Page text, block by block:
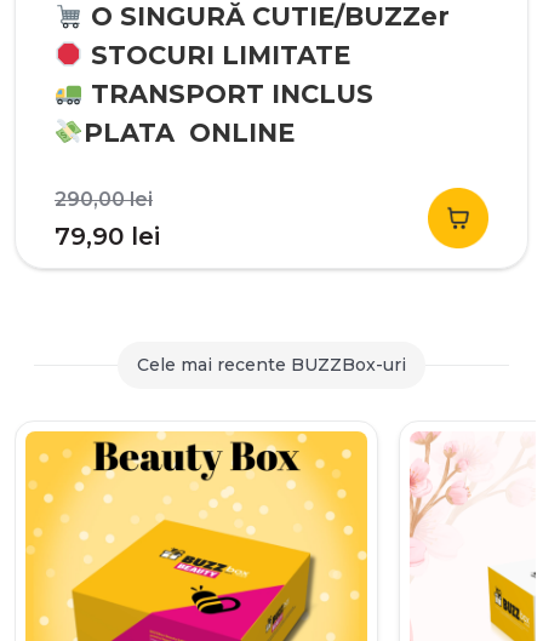
O SINGURĂ CUTIE/BUZZer
STOCURI LIMITATE
TRANSPORT INCLUS
PLATA ONLINE
290,00leiPrețul
inițial
a
290,00 lei.
79,90 lei
curent
79,90 lei.
Cele mai recente BUZZBox-uri